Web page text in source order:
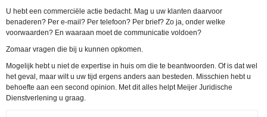
U hebt een commerciële actie bedacht. Mag u uw klanten daarvoor
benaderen? Per e-mail? Per telefoon? Per brief? Zo ja, onder welke
voorwaarden? En waaraan moet de communicatie voldoen?
Zomaar vragen die bij u kunnen opkomen.
Mogelijk hebt u niet de expertise in huis om die te beantwoorden. Of is dat wel
het geval, maar wilt u uw tijd ergens anders aan besteden. Misschien hebt u
behoefte aan een second opinion. Met dit alles helpt Meijer Juridische
Dienstverlening u graag.